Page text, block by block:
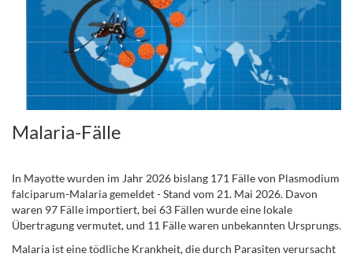
Malaria-Fälle
In Mayotte wurden im Jahr 2026 bislang 171 Fälle von Plasmodium
falciparum-Malaria gemeldet - Stand vom 21. Mai 2026. Davon
waren 97 Fälle importiert, bei 63 Fällen wurde eine lokale
Übertragung vermutet, und 11 Fälle waren unbekannten Ursprungs.
Malaria ist eine tödliche Krankheit, die durch Parasiten verursacht